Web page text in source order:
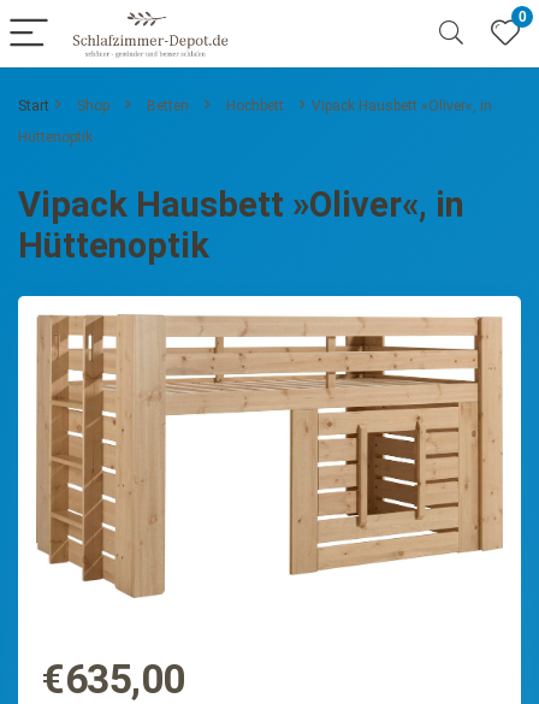
0
Start Shop Betten Hochbett
Vipack Hausbett »Oliver«, in
Hüttenoptik
Vipack Hausbett »Oliver«, in
Hüttenoptik
€635,00